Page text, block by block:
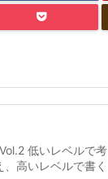
低いレベルで考
、高いレベルで書く